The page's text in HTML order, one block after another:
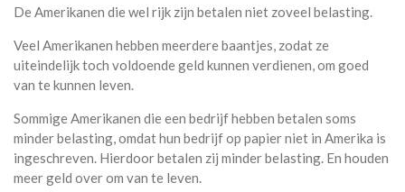
De Amerikanen die wel rijk zijn betalen niet zoveel belasting.
Veel Amerikanen hebben meerdere baantjes, zodat ze
uiteindelijk toch voldoende geld kunnen verdienen, om goed
van te kunnen leven.
Sommige Amerikanen die een bedrijf hebben betalen soms
minder belasting, omdat hun bedrijf op papier niet in Amerika is
ingeschreven. Hierdoor betalen zij minder belasting. En houden
meer geld over om van te leven.